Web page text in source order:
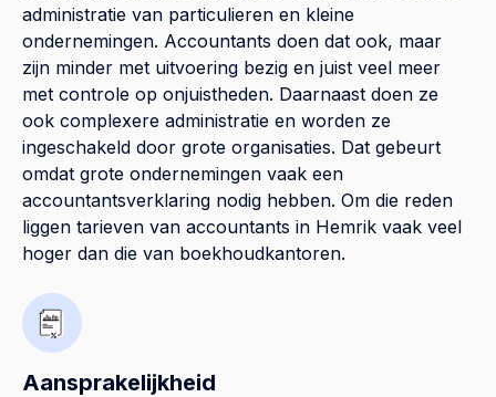
administratie van particulieren en kleine
ondernemingen. Accountants doen dat ook, maar
zijn minder met uitvoering bezig en juist veel meer
met controle op onjuistheden. Daarnaast doen ze
ook complexere administratie en worden ze
ingeschakeld door grote organisaties. Dat gebeurt
omdat grote ondernemingen vaak een
accountantsverklaring nodig hebben. Om die reden
liggen tarieven van accountants in Hemrik vaak veel
hoger dan die van boekhoudkantoren.
Aansprakelijkheid